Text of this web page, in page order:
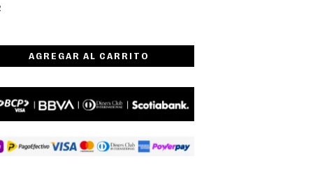
AGREGAR AL CARRITO